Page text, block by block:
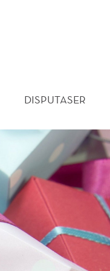
DISPUTASER